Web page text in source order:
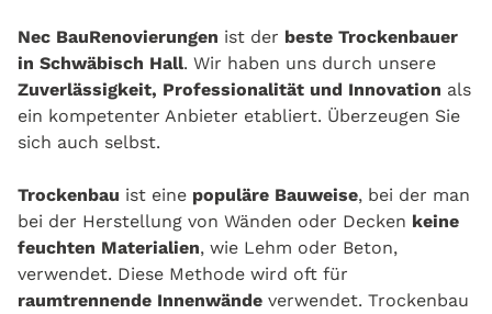
Nec BauRenovierungen ist der beste Trockenbauer
in Schwäbisch Hall. Wir haben uns durch unsere
Zuverlässigkeit, Professionalität und Innovation als
ein kompetenter Anbieter etabliert. Überzeugen Sie
sich auch selbst.
Trockenbau ist eine populäre Bauweise, bei der man
bei der Herstellung von Wänden oder Decken keine
feuchten Materialien, wie Lehm oder Beton,
verwendet. Diese Methode wird oft für
raumtrennende Innenwände verwendet. Trockenbau